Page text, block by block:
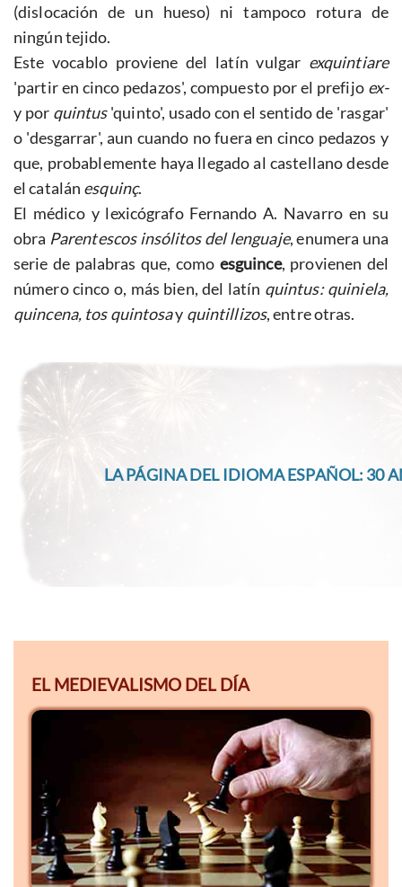
(dislocación de un hueso) ni tampoco rotura de
ningún tejido.
Este vocablo proviene del latín vulgar exquintiare
'partir en cinco pedazos', compuesto por el prefijo ex-
y por quintus'quinto', usado con el sentido de 'rasgar'
o 'desgarrar', aun cuando no fuera en cinco pedazos y
que, probablemente haya llegado al castellano desde
el catalán esquinç.
El médico y lexicógrafo Fernando A. Navarro en su
obra Parentescos insólitos del lenguaje, enumera una
serie de palabras que, como esguince, provienen del
número cinco o, más bien, del latín quintus: quiniela,
quincena, tos quintosay quintillizos, entre otras.
LA PÁGINA DEL IDIOMA ESPAÑOL: 30
EL MEDIEVALISMO DEL DÍA